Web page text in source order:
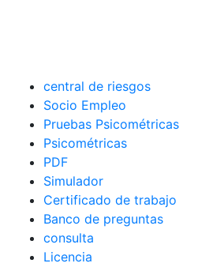
central de riesgos
Socio Empleo
Pruebas Psicométricas
Psicométricas
PDF
Simulador
Certificado de trabajo
Banco de preguntas
consulta
Licencia